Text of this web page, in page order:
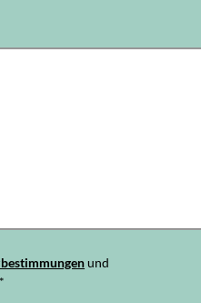
und
*